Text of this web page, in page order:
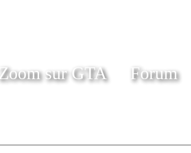
Zoom sur GTA Forum